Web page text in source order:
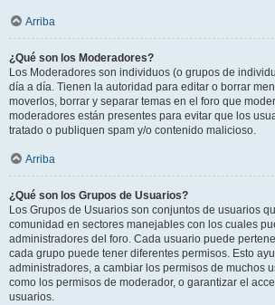
Arriba
¿Qué son los Moderadores?
Los Moderadores son individuos (o grupos de
día a día. Tienen la autoridad para editar o borrar
moverlos, borrar y separar temas en el foro que
moderadores están presentes para evitar que los
tratado o publiquen spam y/o contenido malicioso.
Arriba
¿Qué son los Grupos de Usuarios?
Los Grupos de Usuarios son conjuntos de usuarios
comunidad en sectores manejables con los cuales
administradores del foro. Cada usuario puede
cada grupo puede tener diferentes permisos. Esto
administradores, a cambiar los permisos de muchos
como los permisos de moderador, o garantizar el
usuarios.